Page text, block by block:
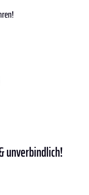
unverbindlich!